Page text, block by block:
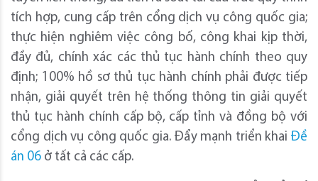
tích hợp, cung cấp trên cổng dịch vụ công quốc gia;
thực hiện nghiêm việc công bố, công khai kịp thời,
đầy đủ, chính xác các thủ tục hành chính theo quy
định; 100% hồ sơ thủ tục hành chính phải được tiếp
nhận, giải quyết trên hệ thống thông tin giải quyết
thủ tục hành chính cấp bộ, cấp tỉnh và đồng bộ với
cổng dịch vụ công quốc gia. Đẩy mạnh triển khai Đề
án 06 ở tất cả các cấp.